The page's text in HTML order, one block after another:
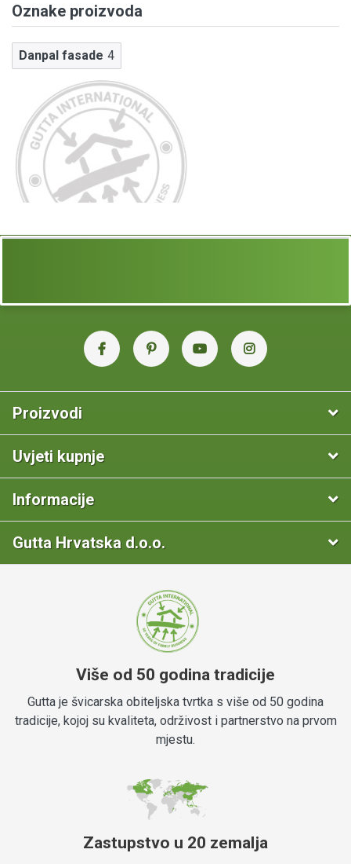
Oznake proizvoda
Danpal fasade 4
Proizvodi
Uvjeti kupnje
Informacije
Gutta Hrvatska d.o.o.
Više od 50 godina tradicije
Gutta je švicarska obiteljska tvrtka s više od 50 godina
tradicije, kojoj su kvaliteta, održivost i partnerstvo na prvom
mjestu.
Zastupstvo u 20 zemalja